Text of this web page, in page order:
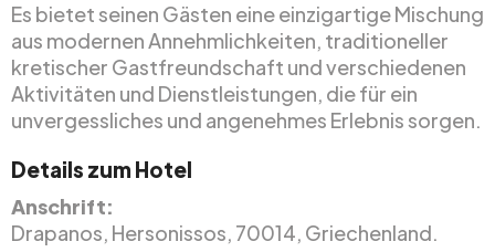
Es bietet seinen Gästen eine einzigartige Mischung
aus modernen Annehmlichkeiten, traditioneller
kretischer Gastfreundschaft und verschiedenen
Aktivitäten und Dienstleistungen, die für ein
unvergessliches und angenehmes Erlebnis sorgen.
Details zum Hotel
Anschrift:
Drapanos, Hersonissos, 70014, Griechenland.